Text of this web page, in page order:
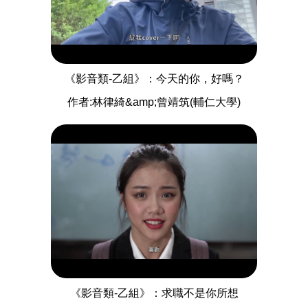
《影音類-乙組》：今天的你，好嗎？
作者:林律綺&amp;曾靖筑(輔仁大學)
《影音類-乙組》：求職不是你所想